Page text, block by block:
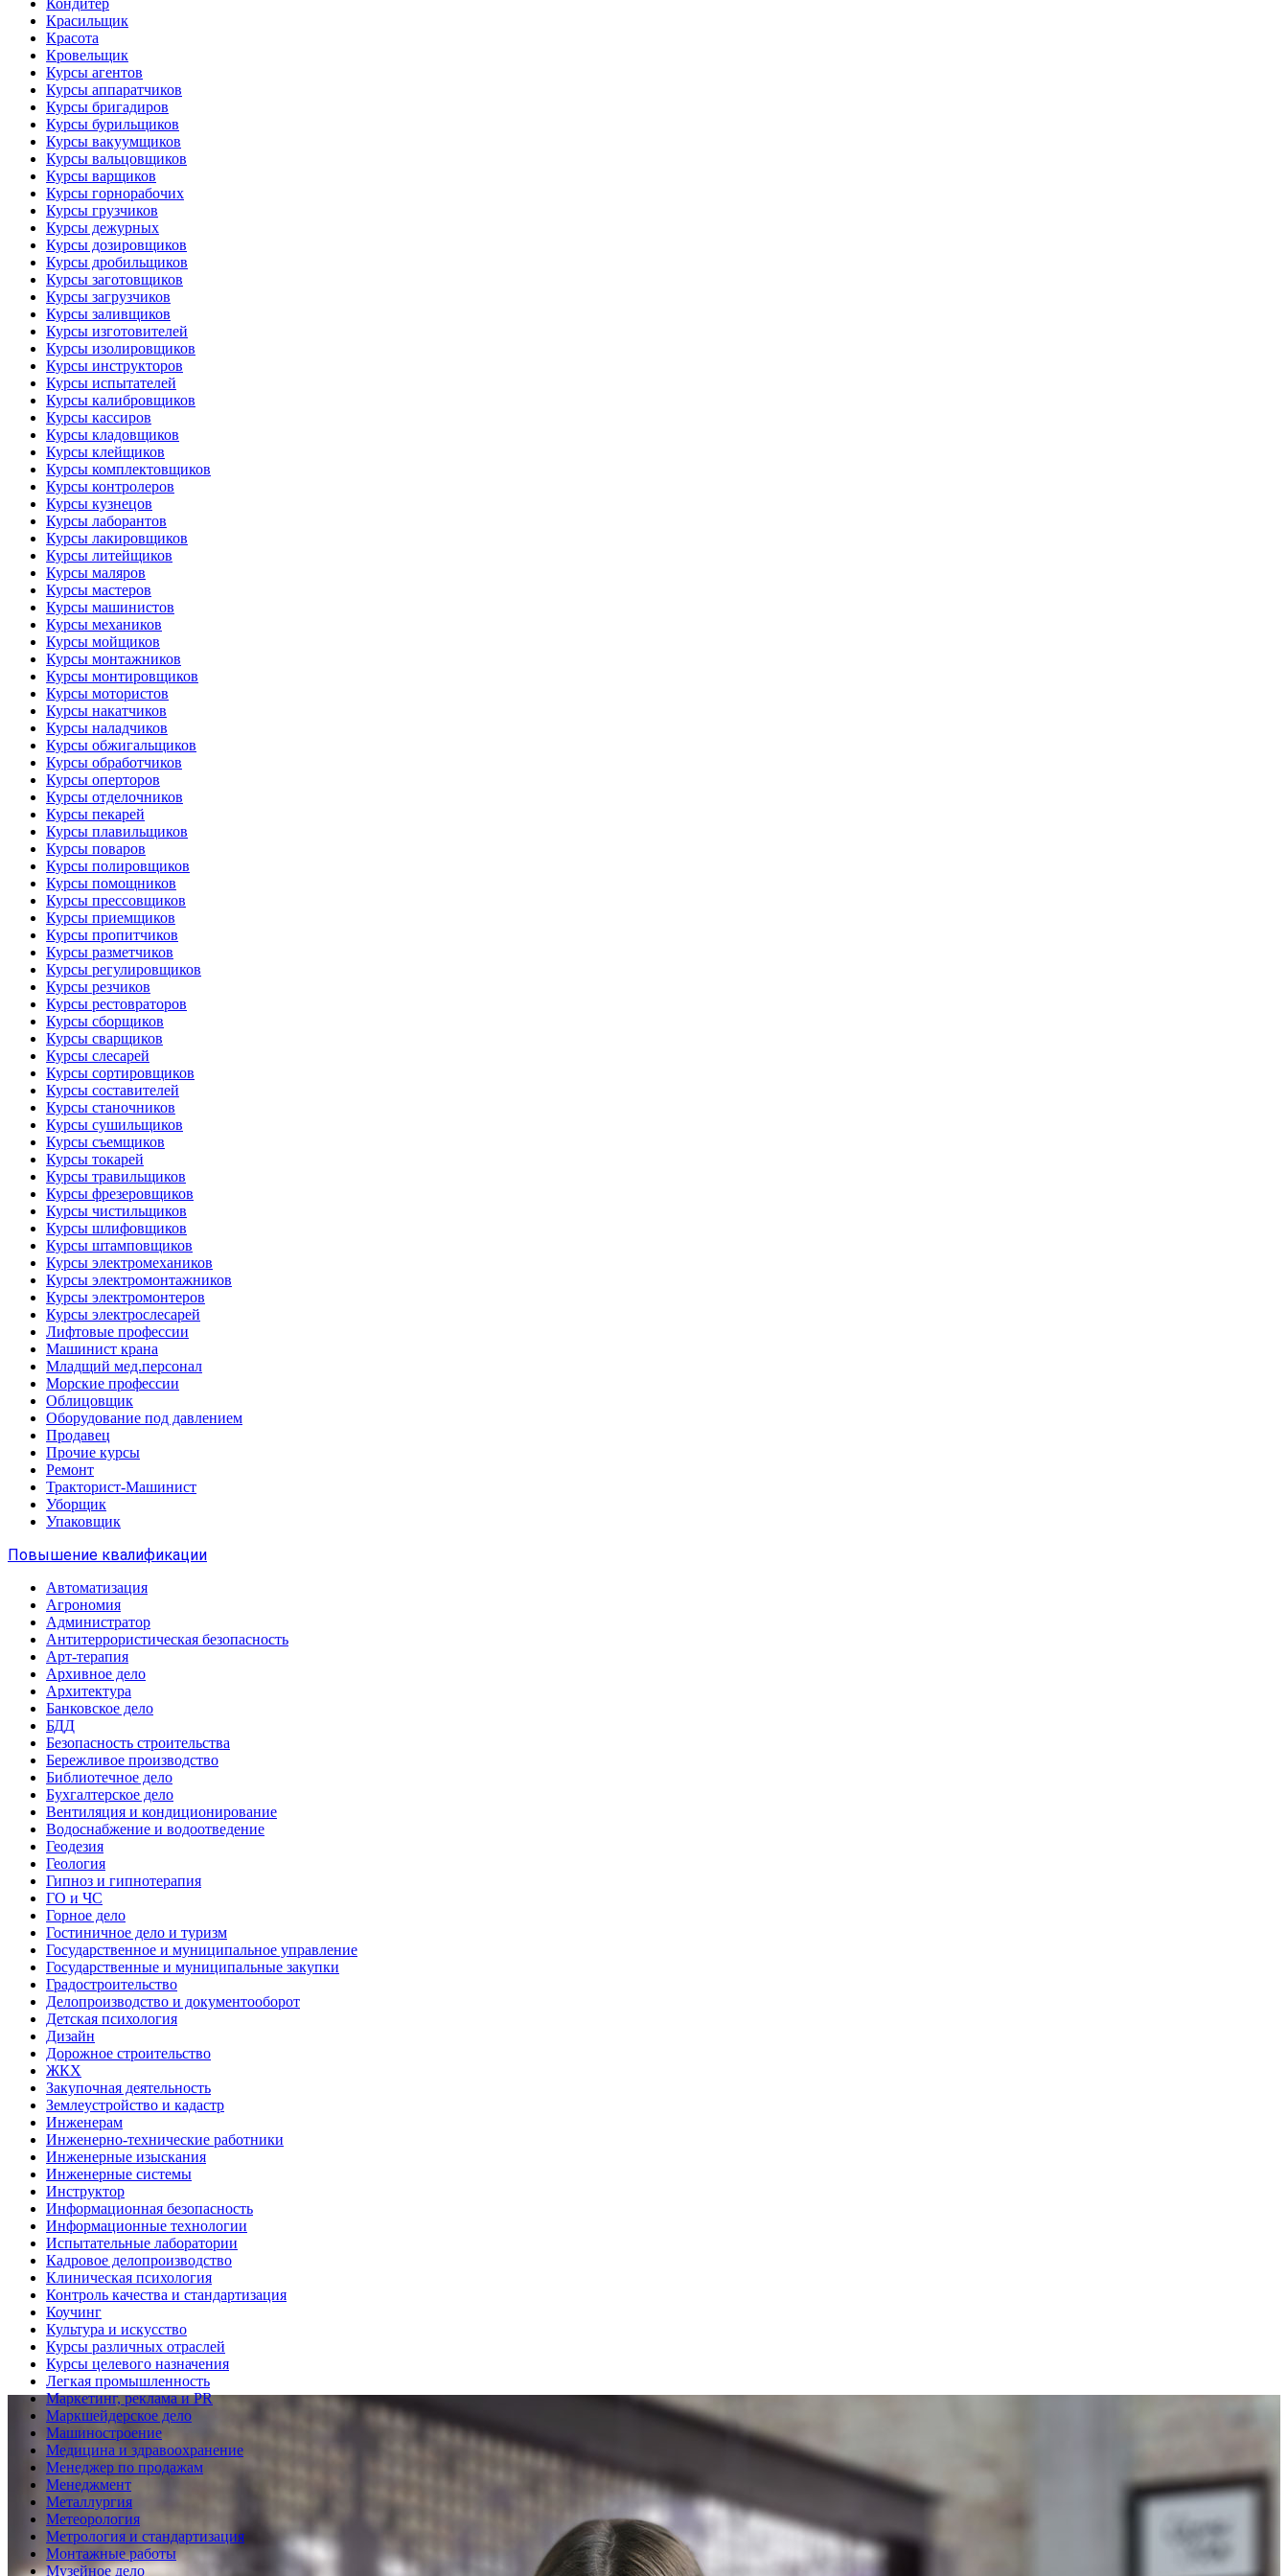
Кондитер
Красильщик
Красота
Кровельщик
Курсы агентов
Курсы аппаратчиков
Курсы бригадиров
Курсы бурильщиков
Курсы вакуумщиков
Курсы вальцовщиков
Курсы варщиков
Курсы горнорабочих
Курсы грузчиков
Курсы дежурных
Курсы дозировщиков
Курсы дробильщиков
Курсы заготовщиков
Курсы загрузчиков
Курсы заливщиков
Курсы изготовителей
Курсы изолировщиков
Курсы инструкторов
Курсы испытателей
Курсы калибровщиков
Курсы кассиров
Курсы кладовщиков
Курсы клейщиков
Курсы комплектовщиков
Курсы контролеров
Курсы кузнецов
Курсы лаборантов
Курсы лакировщиков
Курсы литейщиков
Курсы маляров
Курсы мастеров
Курсы машинистов
Курсы механиков
Курсы мойщиков
Курсы монтажников
Курсы монтировщиков
Курсы мотористов
Курсы накатчиков
Курсы наладчиков
Курсы обжигальщиков
Курсы обработчиков
Курсы оперторов
Курсы отделочников
Курсы пекарей
Курсы плавильщиков
Курсы поваров
Курсы полировщиков
Курсы помощников
Курсы прессовщиков
Курсы приемщиков
Курсы пропитчиков
Курсы разметчиков
Курсы регулировщиков
Курсы резчиков
Курсы рестовраторов
Курсы сборщиков
Курсы сварщиков
Курсы слесарей
Курсы сортировщиков
Курсы составителей
Курсы станочников
Курсы сушильщиков
Курсы съемщиков
Курсы токарей
Курсы травильщиков
Курсы фрезеровщиков
Курсы чистильщиков
Курсы шлифовщиков
Курсы штамповщиков
Курсы электромехаников
Курсы электромонтажников
Курсы электромонтеров
Курсы электрослесарей
Лифтовые профессии
Машинист крана
Младщий мед.персонал
Морские профессии
Облицовщик
Оборудование под давлением
Продавец
Прочие курсы
Ремонт
Тракторист-Машинист
Уборщик
Упаковщик
Повышение квалификации
Автоматизация
Агрономия
Администратор
Антитеррористическая безопасность
Арт-терапия
Архивное дело
Архитектура
Банковское дело
БДД
Безопасность строительства
Бережливое производство
Библиотечное дело
Бухгалтерское дело
Вентиляция и кондиционирование
Водоснабжение и водоотведение
Геодезия
Геология
Гипноз и гипнотерапия
ГО и ЧС
Горное дело
Гостиничное дело и туризм
Государственное и муниципальное управление
Государственные и муниципальные закупки
Градостроительство
Делопроизводство и документооборот
Детская психология
Дизайн
Дорожное строительство
ЖКХ
Закупочная деятельность
Землеустройство и кадастр
Инженерам
Инженерно-технические работники
Инженерные изыскания
Инженерные системы
Инструктор
Информационная безопасность
Информационные технологии
Испытательные лаборатории
Кадровое делопроизводство
Клиническая психология
Контроль качества и стандартизация
Коучинг
Культура и искусство
Курсы различных отраслей
Курсы целевого назначения
Легкая промышленность
Маркетинг, реклама и PR
Маркшейдерское дело
Машиностроение
Медицина и здравоохранение
Менеджер по продажам
Менеджмент
Металлургия
Метеорология
Метрология и стандартизация
Монтажные работы
Музейное дело